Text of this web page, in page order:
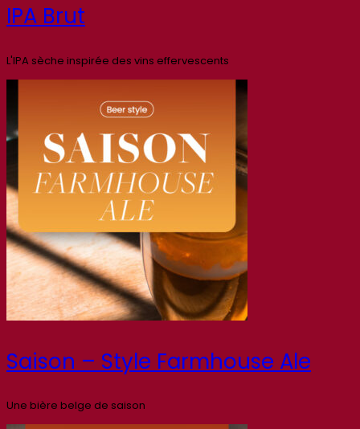
IPA Brut
L'IPA sèche inspirée des vins effervescents
Saison – Style Farmhouse Ale
Une bière belge de saison